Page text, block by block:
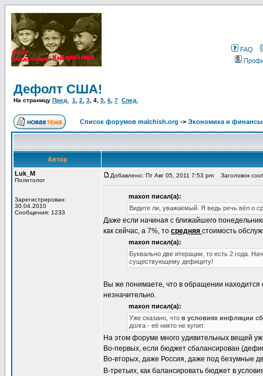
FAQ
Дефолт США!
На страницу Пред. 1 2 3 4 5 6 7 След.
Список форумов malchish.org -> Экономика и финансы
Автор
Luk_M
Политолог
Зарегистрирован:
30.04.2010
Сообщения: 1233
Добавлено: Пт Авг 05, 2011 7:53 pm Заголовок
maxon писал(а):
Видите ли, уважаемый. Я ведь речь вёл о
Даже если начиная с ближайшего
как сейчас, а 7%, то средняя стоимость
maxon писал(а):
Буквально две итерации, то есть 2 года.
существующему дефициту!
Вы же понимаете, что в обращении находится
незначительно.
maxon писал(а):
Уже сказано, что в условиях инфляции
долга - её никто не купит.
На этом форуме много удивительных вещей
Во-первых, если бюджет сбалансирован
Во-вторых, даже Россия, даже под безумные
В-третьих, как балансировать бюджет в